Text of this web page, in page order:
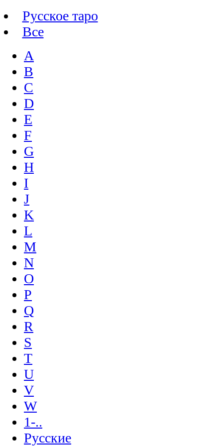
Русское таро
Все
A
B
C
D
E
F
G
H
I
J
K
L
M
N
O
P
Q
R
S
T
U
V
W
1-..
Русские